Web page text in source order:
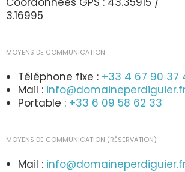
3.16995
MOYENS DE COMMUNICATION
Téléphone fixe : +33 4 67 90 37
Mail :
Portable : +33 6 09 58 62 33
MOYENS DE COMMUNICATION (RÉSERVATION)
Mail :